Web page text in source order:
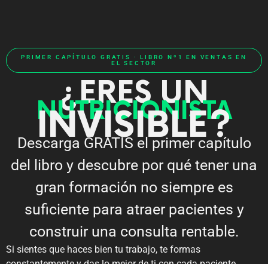
PRIMER CAPÍTULO GRATIS · LIBRO Nº1 EN VENTAS EN
EL SECTOR
¿ERES UN
NUTRICIONISTA
INVISIBLE?
Descarga GRATIS el primer capítulo
del libro y descubre por qué tener una
gran formación no siempre es
suficiente para atraer pacientes y
construir una consulta rentable.
Si sientes que haces bien tu trabajo, te formas